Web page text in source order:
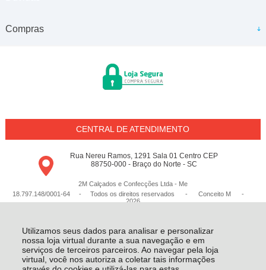
Utilizamos seus dados para analisar e personalizar
nossa loja virtual durante a sua navegação e em
serviços de terceiros parceiros. Ao navegar pela loja
virtual, você nos autoriza a coletar tais informações
Compras
CENTRAL DE ATENDIMENTO
Rua Nereu Ramos, 1291 Sala 01 Centro CEP
88750-000 - Braço do Norte - SC
2M Calçados e Confecções Ltda - Me
18.797.148/0001-64 - Todos os direitos reservados
- Conceito M
-
2026